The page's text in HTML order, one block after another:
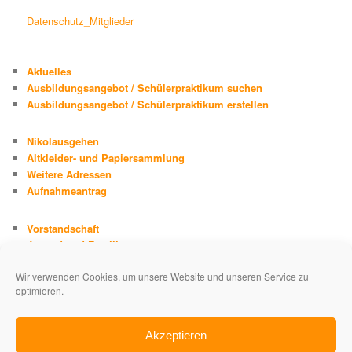
Wir verwenden Cookies, um unsere Website und unseren Service zu
optimieren.
Akzeptieren
Datenschutz_Mitglieder
Aktuelles
Ausbildungsangebot / Schülerpraktikum suchen
Ausbildungsangebot / Schülerpraktikum erstellen
Nikolausgehen
Altkleider- und Papiersammlung
Weitere Adressen
Aufnahmeantrag
Vorstandschaft
Jugend und Familie
Adolph Kolping
Impressum